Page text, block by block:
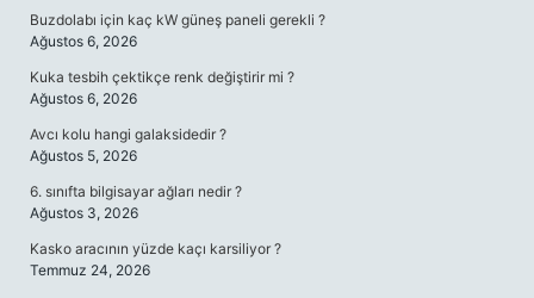
Buzdolabı için kaç kW güneş paneli gerekli ?
Ağustos 6, 2026
Kuka tesbih çektikçe renk değiştirir mi ?
Ağustos 6, 2026
Avcı kolu hangi galaksidedir ?
Ağustos 5, 2026
6. sınıfta bilgisayar ağları nedir ?
Ağustos 3, 2026
Kasko aracının yüzde kaçı karsiliyor ?
Temmuz 24, 2026